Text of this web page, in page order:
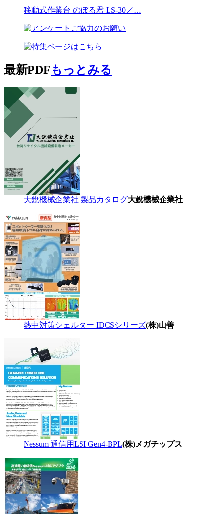
移動式作業台 のぼる君 LS-30／…
最新PDFもっとみる
大銳機械企業社 製品カタログ大銳機械企業社
熱中対策シェルター IDCSシリーズ(株)山善
Nessum 通信用LSI Gen4-BPL(株)メガチップス